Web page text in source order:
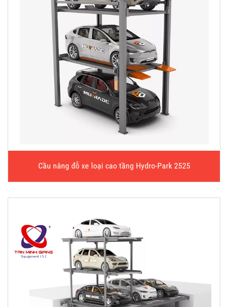
Cầu nâng đỗ xe loại cao tầng Hydro-Park 2525